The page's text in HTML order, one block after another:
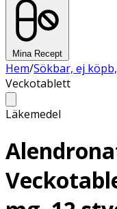
Mina Recept
Hem/Sökbar, ej
Veckotablett
Läkemedel